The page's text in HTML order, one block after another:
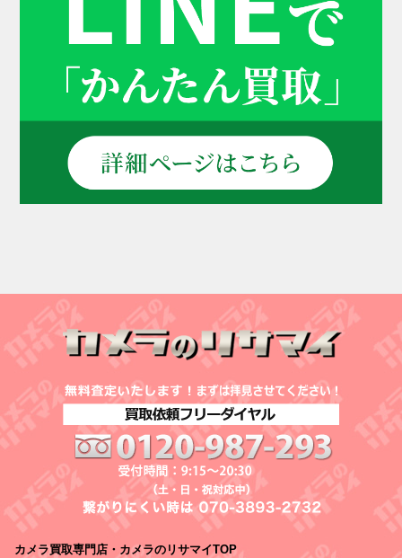
カメラ買取専門店・カメラのリサマイTOP